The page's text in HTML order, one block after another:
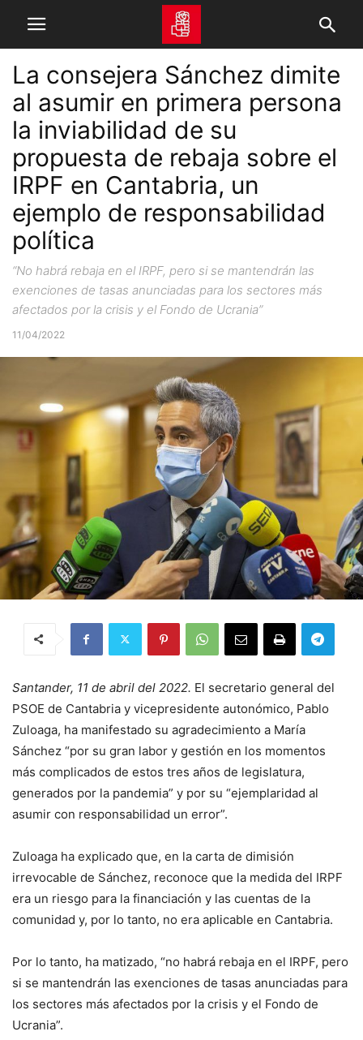
La consejera Sánchez dimite
al asumir en primera persona
la inviabilidad de su
propuesta de rebaja sobre el
IRPF en Cantabria, un
ejemplo de responsabilidad
política
“No habrá rebaja en el IRPF, pero si se mantendrán las
exenciones de tasas anunciadas para los sectores más
afectados por la crisis y el Fondo de Ucrania”
11/04/2022
Santander, 11 de abril del 2022. El secretario general del
PSOE de Cantabria y vicepresidente autonómico, Pablo
Zuloaga, ha manifestado su agradecimiento a María
Sánchez “por su gran labor y gestión en los momentos
más complicados de estos tres años de legislatura,
generados por la pandemia” y por su “ejemplaridad al
asumir con responsabilidad un error”.
Zuloaga ha explicado que, en la carta de dimisión
irrevocable de Sánchez, reconoce que la medida del IRPF
era un riesgo para la financiación y las cuentas de la
comunidad y, por lo tanto, no era aplicable en Cantabria.
Por lo tanto, ha matizado, “no habrá rebaja en el IRPF, pero
si se mantendrán las exenciones de tasas anunciadas para
los sectores más afectados por la crisis y el Fondo de
Ucrania”.